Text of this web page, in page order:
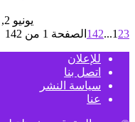
يونيو 2, 2026
1 23
...
142 الصفحة 1 من 142
للإعلان
اتصل بنا
سياسة النشر
عنا